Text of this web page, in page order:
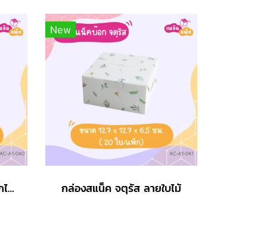
กล่องสแน็ค จตุรัส ลายดอกไม้ชมพูครีม
New
กล่องสแน็ค จตุรัส ลายใบไม้